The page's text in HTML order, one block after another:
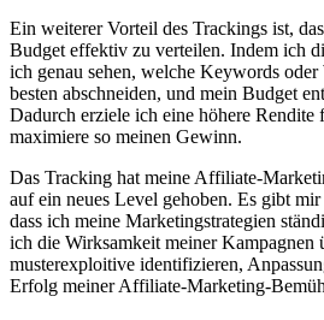
Ein⁢ weiterer ‍Vorteil des ⁣Trackings ist,
Budget ‌effektiv zu verteilen. Indem ​ich
⁤ich‌ genau sehen, welche Keywords
⁢besten abschneiden, und mein ⁢Budget⁤
Dadurch erziele ich eine höhere​ Rendite
maximiere⁤ so‍ meinen Gewinn.
Das ⁤Tracking hat meine Affiliate-
auf ein​ neues Level gehoben. Es gibt
dass ‌ich⁢ meine Marketingstrategien
ich ⁣die Wirksamkeit meiner Kampagnen
⁢musterexploitive identifizieren,
Erfolg meiner⁢ Affiliate-Marketing-